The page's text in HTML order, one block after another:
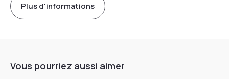
Plus d'informations
Vous pourriez aussi aimer